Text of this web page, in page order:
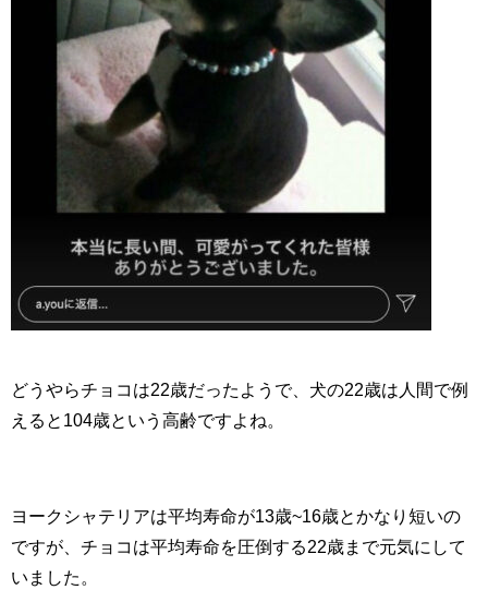
どうやらチョコは22歳だったようで、犬の22歳は人間で例
えると104歳という高齢ですよね。
ヨークシャテリアは平均寿命が13歳~16歳とかなり短いの
ですが、チョコは平均寿命を圧倒する22歳まで元気にして
いました。